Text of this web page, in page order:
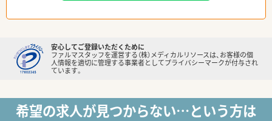
安心してご登録いただくために
ファルマスタッフを運営する（株）メディカルリソースは、お客様の個
人情報を適切に管理する事業者としてプライバシーマークが付与され
ています。
希望の求人が見つからない…という方は